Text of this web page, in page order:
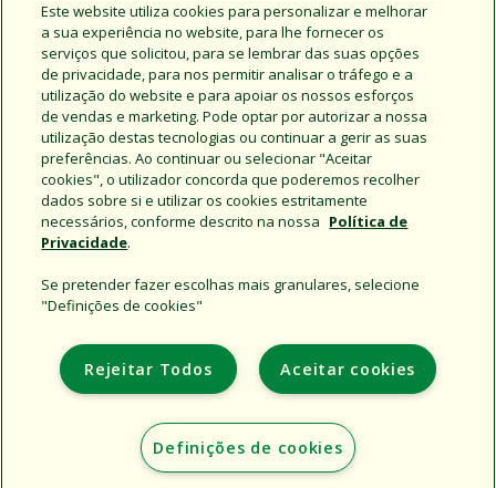
Internacional
Institucional
Additional Sites
Copyright © 2026 Rain Bird Corporation. All rights reserved.
Este website utiliza cookies para personalizar e melhorar
a sua experiência no website, para lhe fornecer os
serviços que solicitou, para se lembrar das suas opções
de privacidade, para nos permitir analisar o tráfego e a
utilização do website e para apoiar os nossos esforços
de vendas e marketing. Pode optar por autorizar a nossa
utilização destas tecnologias ou continuar a gerir as suas
preferências. Ao continuar ou selecionar "Aceitar
cookies", o utilizador concorda que poderemos recolher
dados sobre si e utilizar os cookies estritamente
necessários, conforme descrito na nossa Política de
Privacidade.
Se pretender fazer escolhas mais granulares, selecione
"Definições de cookies"
Aceitar cookies
Rejeitar Todos
Definições de cookies